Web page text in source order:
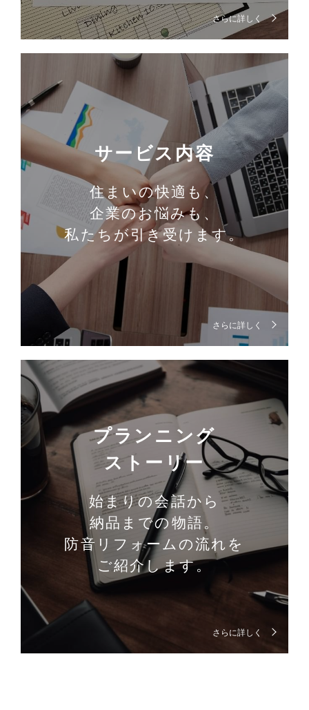
さらに詳しく
サービス内容
住まいの快適も、
企業のお悩みも、
私たちが引き受けます。
さらに詳しく
プランニング
ストーリー
始まりの会話から
納品までの物語。
防音リフォームの流れを
ご紹介します。
さらに詳しく